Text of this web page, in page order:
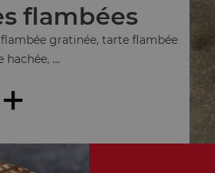
flambées
gratinée, tarte flambée
hachée, ...
+